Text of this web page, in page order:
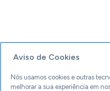
Aviso de Cookies
Nós usamos cookies e outras
melhorar a sua experiência em